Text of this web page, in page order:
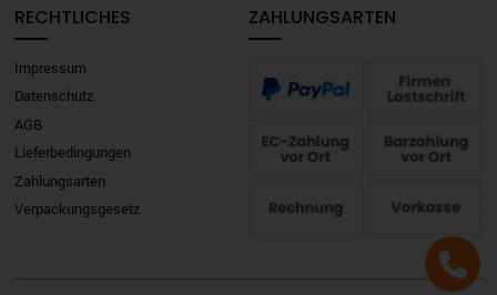
RECHTLICHES
Impressum
Datenschutz
AGB
Lieferbedingungen
Zahlungsarten
Verpackungsgesetz
ZAHLUNGSARTEN